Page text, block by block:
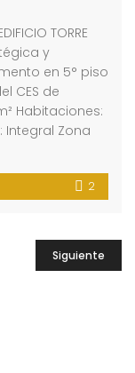
TORRE
y
en 5° piso
CES de
Habitaciones:
Integral Zona
2
Siguiente